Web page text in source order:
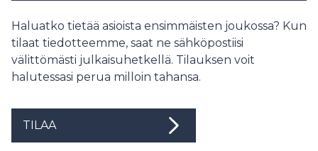
Haluatko tietää asioista ensimmäisten joukossa? Kun
tilaat tiedotteemme, saat ne sähköpostiisi
välittömästi julkaisuhetkellä. Tilauksen voit
halutessasi perua milloin tahansa.
TILAA